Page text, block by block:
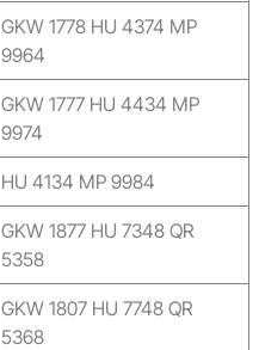
GKW 1778 HU 4374 MP
9964
GKW 1777 HU 4434 MP
9974
HU 4134 MP 9984
GKW 1877 HU 7348 QR
5358
GKW 1807 HU 7748 QR
5368